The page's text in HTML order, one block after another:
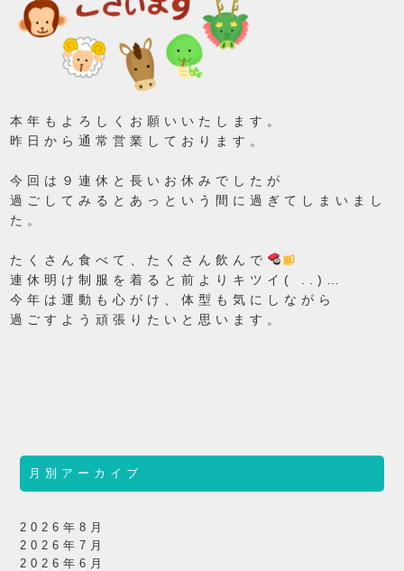
本年もよろしくお願いいたします。
昨日から通常営業しております。
今回は９連休と長いお休みでしたが
過ごしてみるとあっという間に過ぎてしまいまし
た。
たくさん食べて、たくさん飲んで
連休明け制服を着ると前よりキツイ( ..)…
今年は運動も心がけ、体型も気にしながら
過ごすよう頑張りたいと思います。
月別アーカイブ
2026年8月
2026年7月
2026年6月